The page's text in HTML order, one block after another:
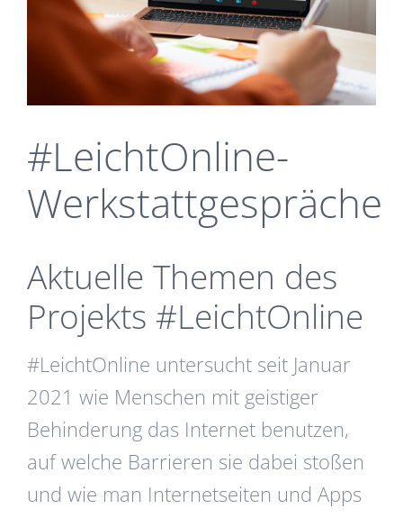
#LeichtOnline-
Werkstattgespräche
Aktuelle Themen des
Projekts #LeichtOnline
#LeichtOnline untersucht seit Januar
2021 wie Menschen mit geistiger
Behinderung das Internet benutzen,
auf welche Barrieren sie dabei stoßen
und wie man Internetseiten und Apps